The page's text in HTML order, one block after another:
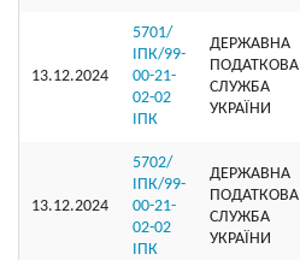
13.12.2024
5701/
ІПК/99-
00-21-
02-02
ІПК
ДЕРЖАВНА
ПОДАТКОВА
СЛУЖБА
УКРАЇНИ
13.12.2024
5702/
ІПК/99-
00-21-
02-02
ІПК
ДЕРЖАВНА
ПОДАТКОВА
СЛУЖБА
УКРАЇНИ